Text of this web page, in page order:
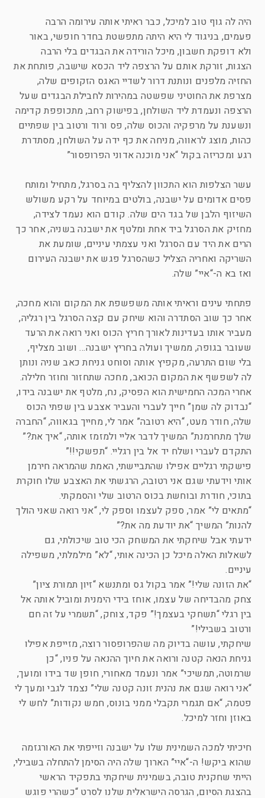
היה לה גוף טוב למיכל, כבר ראיתי אותה עירומה הרבה
פעמים, בניגוד לי היא היתה מתפשטת בחדר חופשי, באור
ולא דופקת חשבון, מיכל הורידה את הבגדים בלי הרבה
הצגות, זורקת אותם על הרצפה ליד הכסא שישבה, פותחת את
החזיה מלפנים ונותנת דרור לשדיי האגס הזקופים שלה,
מצרפת את החוטיני שפשטה במהירות לחבילת הבגדים שעל
הרצפה ונעמדת ליד השולחן, בפישוק רחב, מתכופפת קדימה
ונשענת על מרפקיה והכוס שלה, פס ורוד ורטוב בין שפתיים
כהות, מוצג לראווה, מניחה את כף ידה על השולחן, מסתדרת
רגע ומכריזה בקול “אני מוכנה אדוני הפרופסור”
עשר הצלפות הוא התכוון להצליף בה בסרגל, מתחיל ומותח
פסים אדומים על ישבנה, בולטים במיוחד על רקע משולש
השיזוף הלבן של בגד הים שלה. קודם הוא נעמד לצידה,
מחזיק את הסרגל ביד אחת ומלטף את ישבנה בשניה, אחר כך
הרים את היד עם הסרגל ואני עצמתי עיניים, שומעת את
השריקה ואחריה הצליל כשהסרגל פגש את ישבנה העירום
ואז בא ה-“איי” שלה.
פתחתי עינים וראיתי אותה משפשפת את המקום והוא מחכה,
אחר כך שוב הסתדרה והוא שיחק עם קצה הסרגל בין רגליה,
מעביר אותו בעדינות לאורך חריץ הכוס ואני רואה את הרעד
שעובר בגופה, ממשיך ועולה בחריץ ישבנה… ושוב מצליף,
בלי שום התרעה, מקפיץ אותה וסוחט גניחת כאב שניה ונותן
לה לשפשף את המקום הכואב, מחכה שתחזור וחוזר חלילה.
אחרי המכה החמישית הוא הפסיק, נח, מלטף את ישבנה בידו,
“נבדוק לה שמן” חייך לעברי והעביר אצבע בין שפתי הכוס
שלה, חודר מעט, “היא רטובה” אמר לי, מחייך בגאווה, “החברה
שלך מתחרמנת” המשיך לדבר אליי ולמזמז אותה, “איך את?”
התקדם לעברי ושלח יד אל בין רגליי. “תפשקי!!”
פישקתי רגליים אפילו שהתביישתי, האמת שהמראה חירמן
אותי וידעתי שגם אני רטובה, הרגשתי את האצבע שלו חוקרת
בתוכי, חודרת ובוחשת בכוס הרטוב שלי והסמקתי.
“מתאים לי” אמר, ספק לעצמו וספק לי, “אני רואה שאני הולך
להנות” המשיך “את יודעת מה את?”
ידעתי אבל שיחקתי את המשחק הכי טוב שיכולתי, גם
לשאלות האלה מיכל כן הכינה אותי, “לא” מילמלתי, משפילה
עיניים.
“את הזונה שלי!” אמר בקול גס ומתנשא “זיון תמורת ציון”
צחק מהבדיחה של עצמו, אוחז בידי הימנית ומוביל אותה אל
בין רגלי “תשחקי בעצמך!” פקד, צוחק, “תשמרי על זה חם
ורטוב בשבילי!”
שיחקתי, עושה בדיוק מה שהפרופסור רוצה, מזייפת אפילו
גניחת הנאה קטנה ורואה את חיוך ההנאה על פניו, “כן
שרמוטה, תמשיכי” אמר ונעמד מאחורי, חופן שד בידו ומועך,
“אני רואה שגם את נהנית זונה קטנה שלי” נצמד לגבי ומעך לי
פטמה, “אם תגמרי תקבלי ממני בונוס, חמש נקודות” לחש לי
באוזן וחזר למיכל.
חיכיתי למכה השמינית שלו על ישבנה וזייפתי את האורגזמה
שהוא ביקש! ה-“איי” הארוך שלה היה הסימן להתחלה בשבילי,
הייתי שחקנית טובה, בשמינית שיחקתי בתפקיד הראשי
בהצגת הסיום, הגרסה הישראלית שלנו לסרט “כשהרי פוגש